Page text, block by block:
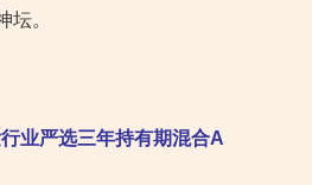
坛。
业严选三年持有期混合A